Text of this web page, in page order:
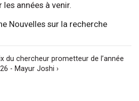
années à venir.
Nouvelles sur la recherche
du chercheur prometteur de l’année
- Mayur Joshi ›